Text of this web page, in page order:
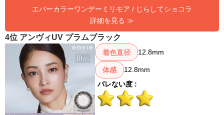
エバーカラーワンデーミリモア / じらしてショコラ
詳細を見る ≫
4位 アンヴィUV プラムブラック
着色直径 12.8mm
体感
12.8mm
バレない度 :